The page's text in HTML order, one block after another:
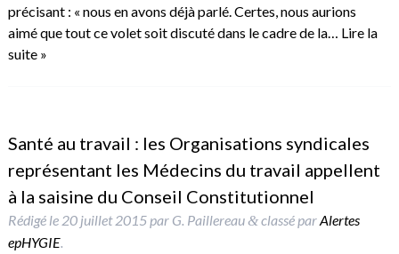
précisant : « nous en avons déjà parlé. Certes, nous aurions
aimé que tout ce volet soit discuté dans le cadre de la… Lire la
suite »
Santé au travail : les Organisations syndicales
représentant les Médecins du travail appellent
à la saisine du Conseil Constitutionnel
Rédigé le 20 juillet 2015par G. Paillereau &classé parAlertes
epHYGIE.